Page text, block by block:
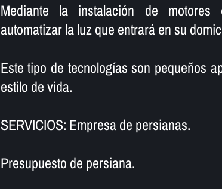
Mediante la instalación de
automatizar la luz que entrará en su
Este tipo de tecnologí­as son pequeños
estilo de vida.
SERVICIOS: Empresa de persianas.
Presupuesto de persiana.